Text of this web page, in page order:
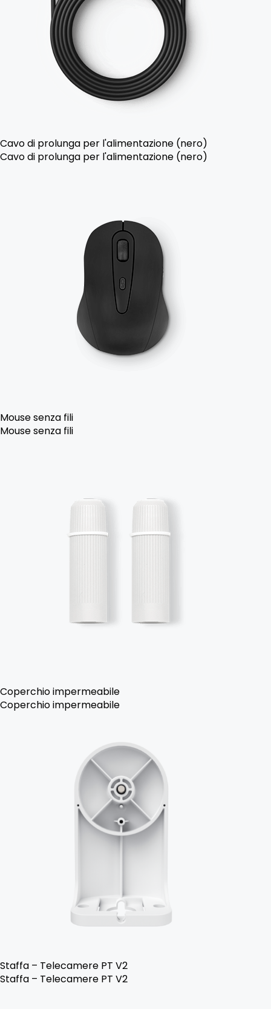
Cavo di prolunga per l'alimentazione (nero)
Cavo di prolunga per l'alimentazione (nero)
Mouse senza fili
Mouse senza fili
Coperchio impermeabile
Coperchio impermeabile
Staffa – Telecamere PT V2
Staffa – Telecamere PT V2